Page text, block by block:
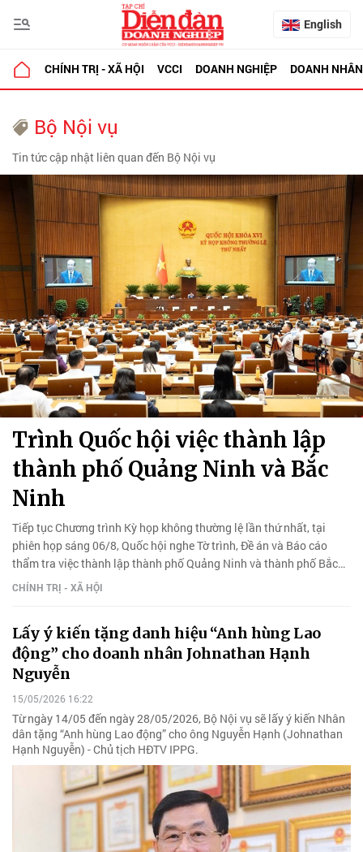
English
CHÍNH TRỊ - XÃ HỘI VCCI DOANH NGHIỆP DOANH NHÂN
Bộ Nội vụ
Tin tức cập nhật liên quan đến Bộ Nội vụ
Trình Quốc hội việc thành lập
thành phố Quảng Ninh và Bắc
Ninh
Tiếp tục Chương trình Kỳ họp không thường lệ lần thứ nhất, tại
phiên họp sáng 06/8, Quốc hội nghe Tờ trình, Đề án và Báo cáo
thẩm tra việc thành lập thành phố Quảng Ninh và thành phố Bắc
Ninh.
CHÍNH TRỊ - XÃ HỘI
Lấy ý kiến tặng danh hiệu “Anh hùng Lao
động” cho doanh nhân Johnathan Hạnh
Nguyễn
15/05/2026 16:22
Từ ngày 14/05 đến ngày 28/05/2026, Bộ Nội vụ sẽ lấy ý kiến Nhân
dân tặng “Anh hùng Lao động” cho ông Nguyễn Hạnh (Johnathan
Hạnh Nguyễn) - Chủ tịch HĐTV IPPG.